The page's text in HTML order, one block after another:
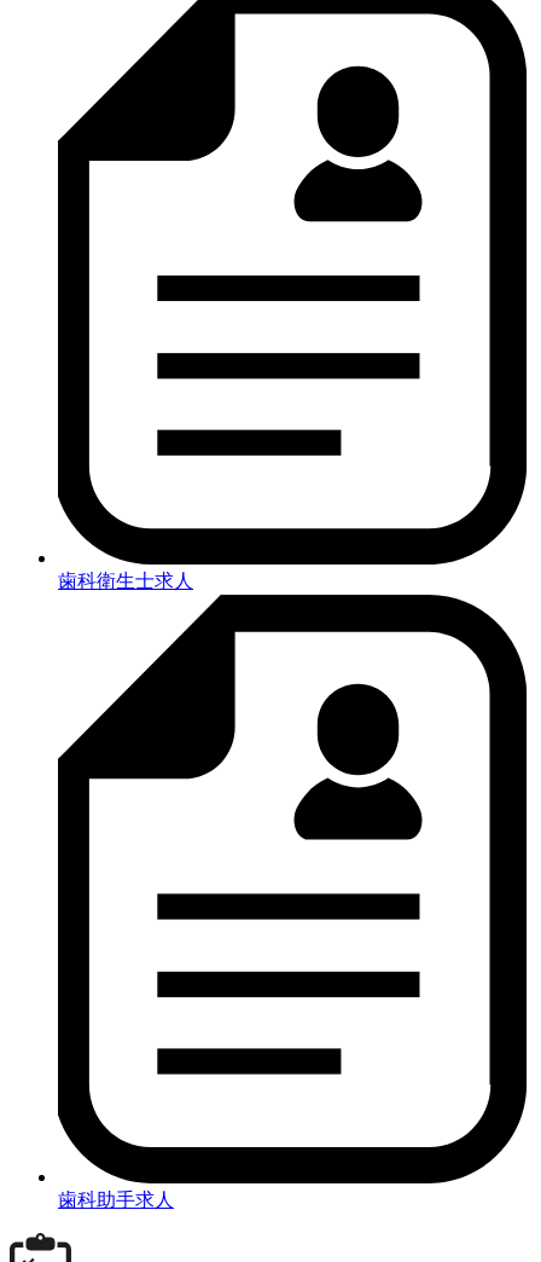
歯科衛生士求人
歯科助手求人